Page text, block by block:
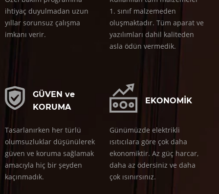
ihtiyaç duyulmadan uzun
yıllar sorunsuz çalışma
imkanı verir.
1. sınıf malzemeden
oluşmaktadır. Tüm aparat ve
yazılımları dahil kaliteden
asla ödün vermedik.
GÜVEN ve
KORUMA
Tasarlanırken her türlü
olumsuzluklar düşünülerek
güven ve koruma sağlamak
amacıyla hiç bir şeyden
kaçınmadık.
EKONOMİK
Günümüzde elektrikli
ısıtıcılara göre çok daha
ekonomiktir. Az güç harcar,
daha az ödersiniz ve daha
çok ısınırsınız.